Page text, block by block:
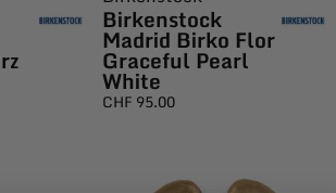
Birkenstock
Madrid Birko Flor
Graceful Pearl
White
CHF 95.00